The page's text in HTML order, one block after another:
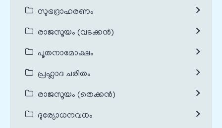
സുഭദ്രാഹരണം
രാജസൂയം (വടക്കൻ)
പൂതനാമോക്ഷം
പ്രഹ്ലാദ ചരിതം
രാജസൂയം (തെക്കൻ)
ദുര്യോധനവധം